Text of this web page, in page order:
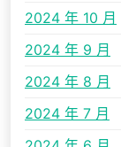
2024 年 10 月
2024 年 9 月
2024 年 8 月
2024 年 7 月